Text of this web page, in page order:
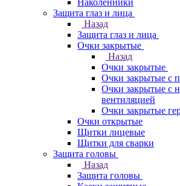
Наколенники
Защита глаз и лица
Назад
Защита глаз и лица
Очки закрытые
Назад
Очки закрытые
Очки закрытые с
Очки закрытые с
вентиляцией
Очки закрытые
Очки открытые
Щитки лицевые
Щитки для сварки
Защита головы
Назад
Защита головы